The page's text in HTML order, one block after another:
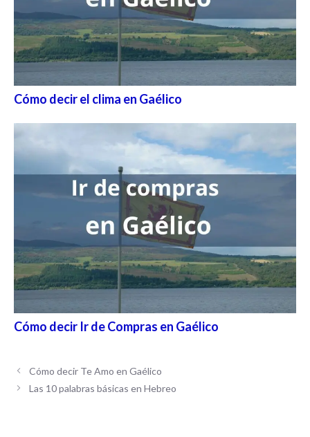
Cómo decir el clima en Gaélico
Cómo decir Ir de Compras en Gaélico
Cómo decir Te Amo en Gaélico
Las 10 palabras básicas en Hebreo